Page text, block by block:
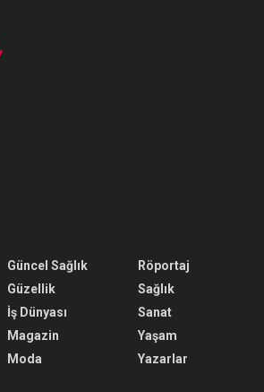
Güncel Sağlık
Güzellik
İş Dünyası
Magazin
Moda
Röportaj
Sağlık
Sanat
Yaşam
Yazarlar